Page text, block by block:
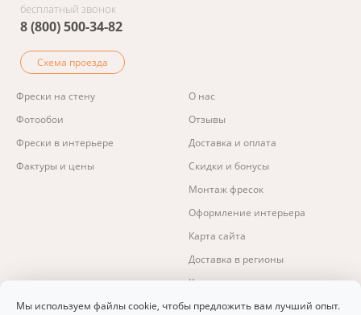
бесплатный звонок
8 (800) 500-34-82
Схема проезда
Фрески на стену
Фотообои
Фрески в интерьере
Фактуры и цены
О нас
Отзывы
Доставка и оплата
Скидки и бонусы
Монтаж фресок
Оформление интерьера
Карта сайта
Доставка в регионы
Контакты
Изготовление фресок и фотообоев.
Мы используем файлы cookie, чтобы предложить вам лучший опыт.